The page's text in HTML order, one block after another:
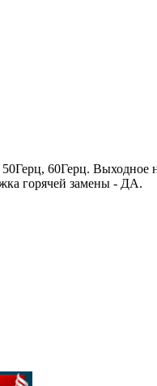
60Герц. Выходное
горячей замены - ДА.